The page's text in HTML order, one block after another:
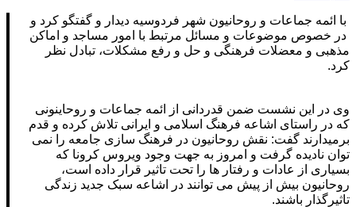
با ائمه جماعات و روحانیون شهر فردوسیه دیدار و گفتگو کرد و
در خصوص موضوعات و مسائل مرتبط با امور مساجد و اماکن
مذهبی و معضلات فرهنگی و حل و رفع مشکلات، تبادل نظر
کرد.
وی در این نشست ضمن قدردانی از ائمه جماعات و روحاینونی
که در راستای اشاعه فرهنگ اسلامی و ایرانی تلاش کرده و قدم
برمیدارند گفت: نقش روحانیون در فرهنگ سازی جامعه را نمی
توان نادیده گرفت و امروز به جهت وجود ویروس کرونا که
بسیاری از عادات و رفتار ها را تحت تاثیر قرار داده است،
روحانیون بیش از پیش می توانند در اشاعه سبک جدید زندگی
تاثیرگذار باشند.